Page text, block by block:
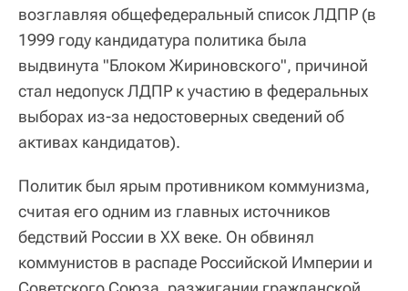
возглавляя общефедеральный список ЛДПР (в
1999 году кандидатура политика была
выдвинута "Блоком Жириновского", причиной
стал недопуск ЛДПР к участию в федеральных
выборах из-за недостоверных сведений об
активах кандидатов).
Политик был ярым противником коммунизма,
считая его одним из главных источников
бедствий России в XX веке. Он обвинял
коммунистов в распаде Российской Империи и